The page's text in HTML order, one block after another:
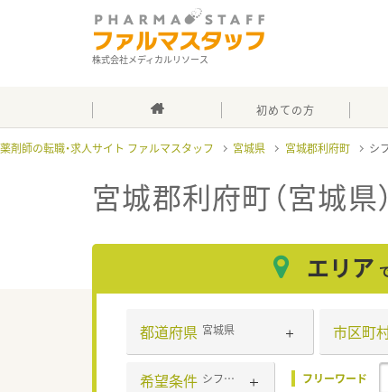
株式会社メディカルリソース
初めての方
薬剤師の転職・求人サイト ファルマスタッフ 宮城県 宮城郡利府町 シ
宮城郡利府町（宮城県
エリア
都道府県 宮城県 市区町
希望条件 シフト制 フリーワード